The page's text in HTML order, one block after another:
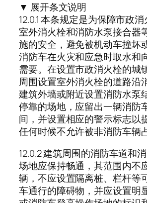
▼ 展开条文说明
12.0.1 本条规定是为保障市政
室外消火栓和消防水泵接合器
施的安全，避免被机动车撞坏
消防车在火灾和应急时取水和
需要。在设置市政消火栓的城
周围设置室外消火栓的道路沿
建筑外墙或附近设置消防水泵
停靠的场地，应留出一辆消防
间，并设置相应的警示标志以
任何时候不允许被非消防车辆
12.0.2 建筑周围的消防车道和
场地应保持畅通，其范围内不
辆，不应设置隔离桩、栏杆等
车通行的障碍物，并应设置明